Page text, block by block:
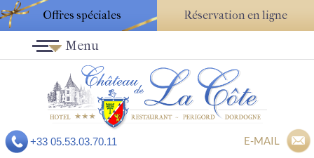
Offres spéciales Réservation en ligne
+33 05.53.03.70.11 E-MAIL
Menu